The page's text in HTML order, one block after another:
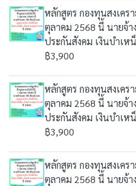
หลักสูตร กองทุนสงเคร
ตุลาคม 2568 นี้ นายจ้า
ประกันสังคม เงินบำเ
฿3,900
หลักสูตร กองทุนสงเคร
ตุลาคม 2568 นี้ นายจ้า
ประกันสังคม เงินบำเ
฿3,900
หลักสูตร กองทุนสงเคร
ตุลาคม 2568 นี้ นายจ้า